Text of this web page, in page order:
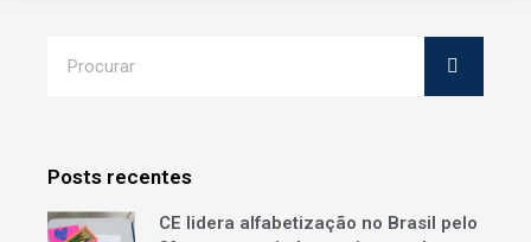
Posts recentes
CE lidera alfabetização no Brasil pelo